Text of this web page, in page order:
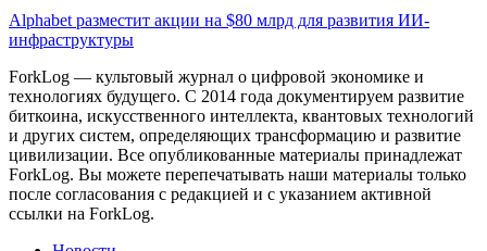
Alphabet разместит акции на $80 млрд для развития ИИ-
инфраструктуры
ForkLog — культовый журнал о цифровой экономике и
технологиях будущего. С 2014 года документируем развитие
биткоина, искусственного интеллекта, квантовых технологий
и других систем, определяющих трансформацию и развитие
цивилизации. Все опубликованные материалы принадлежат
ForkLog. Вы можете перепечатывать наши материалы только
после согласования с редакцией и с указанием активной
ссылки на ForkLog.